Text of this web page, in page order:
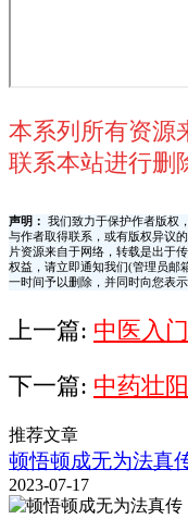
本系列所有资源
联系本站进行删
声明：
我们致力于保护作者版权
与作者取得联系，或有版权异议
片资源来自于网络，转载是出于
权益，请立即通知我们(管理员邮
一时间予以删除，并同时向您表
上一篇: 中医入
下一篇: 中药壮
推荐文章
顿悟顿成无为法真
2023-07-17